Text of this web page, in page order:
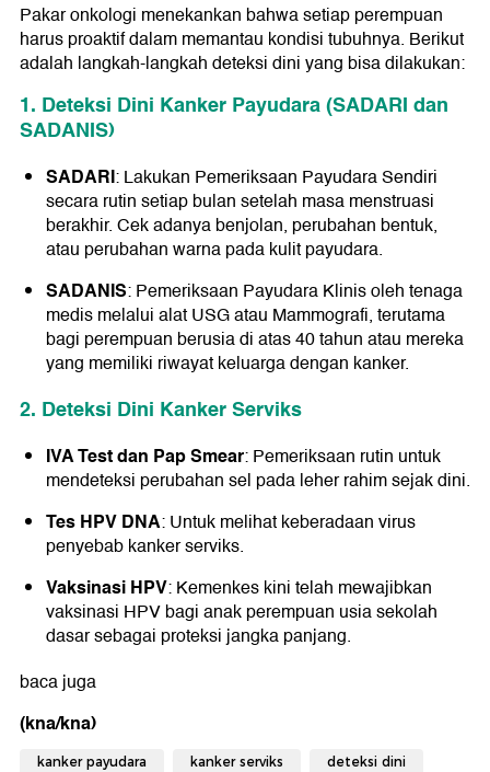
Pakar onkologi menekankan bahwa setiap perempuan
harus proaktif dalam memantau kondisi tubuhnya. Berikut
adalah langkah-langkah deteksi dini yang bisa dilakukan:
1. Deteksi Dini Kanker Payudara (SADARI dan
SADANIS)
SADARI: Lakukan Pemeriksaan Payudara Sendiri
secara rutin setiap bulan setelah masa menstruasi
berakhir. Cek adanya benjolan, perubahan bentuk,
atau perubahan warna pada kulit payudara.
SADANIS: Pemeriksaan Payudara Klinis oleh tenaga
medis melalui alat USG atau Mammografi, terutama
bagi perempuan berusia di atas 40 tahun atau mereka
yang memiliki riwayat keluarga dengan kanker.
2. Deteksi Dini Kanker Serviks
IVA Test dan Pap Smear: Pemeriksaan rutin untuk
mendeteksi perubahan sel pada leher rahim sejak dini.
Tes HPV DNA: Untuk melihat keberadaan virus
penyebab kanker serviks.
Vaksinasi HPV: Kemenkes kini telah mewajibkan
vaksinasi HPV bagi anak perempuan usia sekolah
dasar sebagai proteksi jangka panjang.
baca juga
(kna/kna)
kanker payudara kanker serviks deteksi dini